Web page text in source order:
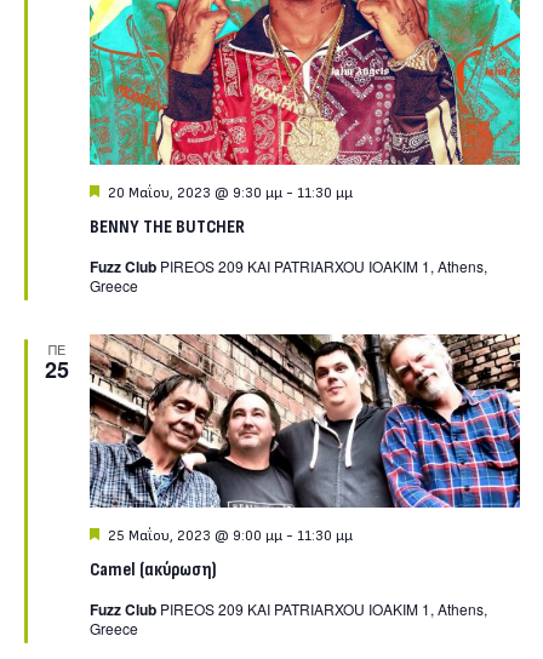
BENNY THE BUTCHER
Featured
20 Μαΐου, 2023 @ 9:30 μμ- 11:30 μμ
Fuzz Club PIREOS 209 KAI PATRIARXOU IOAKIM 1, Athens,
Greece
ΠΕ
25
Camel (ακύρωση)
Featured
25 Μαΐου, 2023 @ 9:00 μμ- 11:30 μμ
Fuzz Club PIREOS 209 KAI PATRIARXOU IOAKIM 1, Athens,
Greece